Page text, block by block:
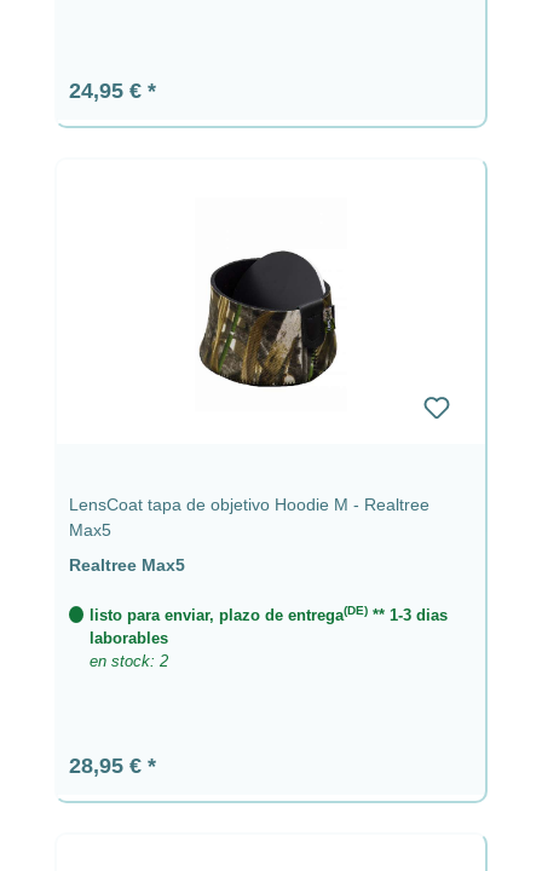
Precio normal:
24,95 €
LensCoat tapa de objetivo Hoodie M - Realtree
Max5
Realtree Max5
listo para enviar, plazo de entrega(DE) ** 1-3 dias
laborables
en stock: 2
Precio normal:
28,95 €